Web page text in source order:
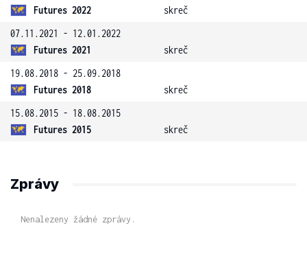
Futures 2022
skreč
07.11.2021 - 12.01.2022
Futures 2021
skreč
19.08.2018 - 25.09.2018
Futures 2018
skreč
15.08.2015 - 18.08.2015
Futures 2015
skreč
Zprávy
Nenalezeny žádné zprávy.